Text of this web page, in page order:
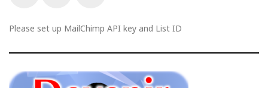
Please set up MailChimp API key and List ID